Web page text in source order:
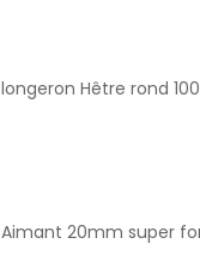
longeron Hêtre rond
Aimant 20mm super